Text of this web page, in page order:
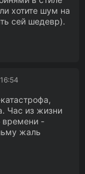
хотите шум на
сей шедевр).
Час из жизни
времени -
жаль